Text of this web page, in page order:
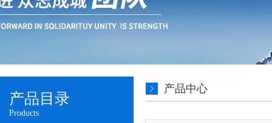
产品目录
Products
产品中心